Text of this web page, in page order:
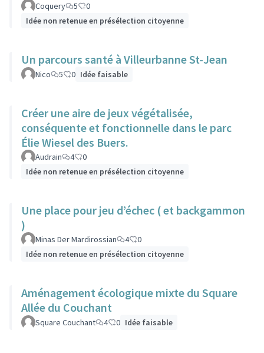
Coquery 5
0
Idée non retenue en présélection citoyenne
Un parcours santé à Villeurbanne St-Jean
Nico 5 0 Idée faisable
Créer une aire de jeux végétalisée,
conséquente et fonctionnelle dans le parc
Élie Wiesel des Buers.
Audrain 4
0
Idée non retenue en présélection citoyenne
Une place pour jeu d’échec ( et backgammon
)
Minas Der Mardirossian 4
0
Idée non retenue en présélection citoyenne
Aménagement écologique mixte du Square
Allée du Couchant
Square Couchant 4 0 Idée faisable